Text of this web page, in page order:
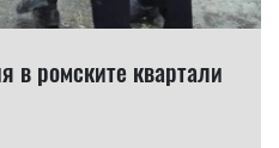
в ромските квартали